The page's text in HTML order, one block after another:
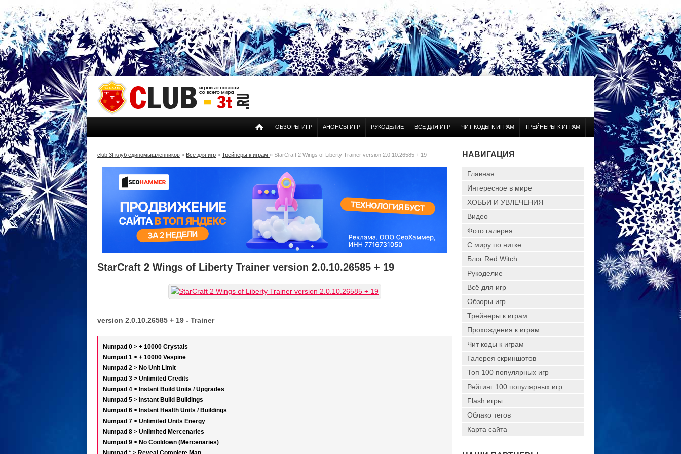
ОБЗОРЫ ИГР АНОНСЫ ИГР РУКОДЕЛИЕ ВСЁ ДЛЯ ИГР ЧИТ КОДЫ К ИГРАМ ТРЕЙНЕРЫ К ИГРАМ
club 3t клуб единомышленников » Всё для игр » Трейнеры к играм » StarCraft 2 Wings of Liberty Trainer version 2.0.10.26585 + 19
StarCraft 2 Wings of Liberty Trainer version 2.0.10.26585 + 19
version 2.0.10.26585 + 19 - Trainer
Numpad 0 > + 10000 Crystals
Numpad 1 > + 10000 Vespine
Numpad 2 > No Unit Limit
Numpad 3 > Unlimited Credits
Numpad 4 > Instant Build Units / Upgrades
Numpad 5 > Instant Build Buildings
Numpad 6 > Instant Health Units / Buildings
Numpad 7 > Unlimited Units Energy
Numpad 8 > Unlimited Mercenaries
Numpad 9 > No Cooldown (Mercenaries)
НАВИГАЦИЯ
Главная
Интересное в мире
ХОББИ И УВЛЕЧЕНИЯ
Видео
Фото галерея
С миру по нитке
Блог Red Witch
Рукоделие
Всё для игр
Обзоры игр
Трейнеры к играм
Прохождения к играм
Чит коды к играм
Галерея скриншотов
Топ 100 популярных игр
Рейтинг 100 популярных игр
Flash игры
Облако тегов
Карта сайта